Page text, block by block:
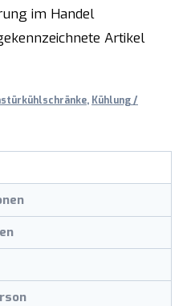
im Handel
Artikel
, Kühlung /